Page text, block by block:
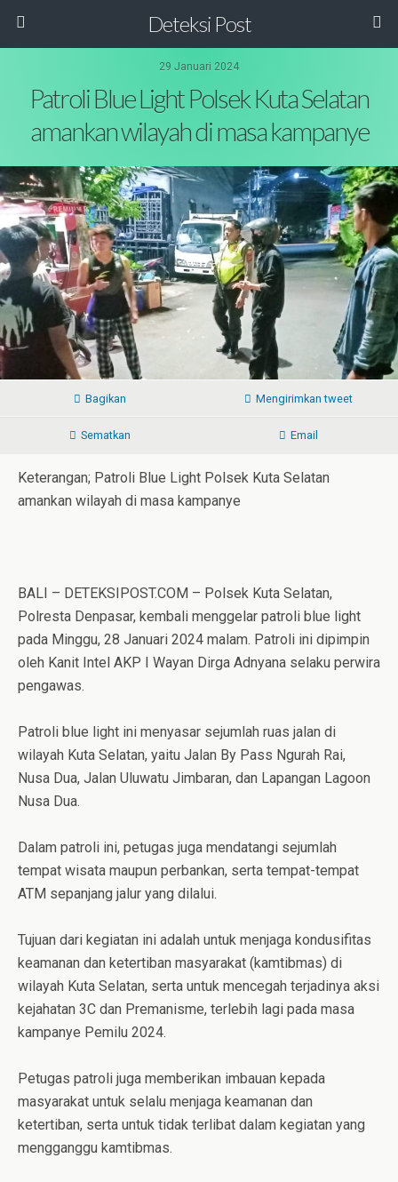
Deteksi Post
29 Januari 2024
Patroli Blue Light Polsek Kuta Selatan
amankan wilayah di masa kampanye
Bagikan Mengirimkan tweet
Sematkan Email
Keterangan; Patroli Blue Light Polsek Kuta Selatan
amankan wilayah di masa kampanye
BALI – DETEKSIPOST.COM – Polsek Kuta Selatan,
Polresta Denpasar, kembali menggelar patroli blue light
pada Minggu, 28 Januari 2024 malam. Patroli ini dipimpin
oleh Kanit Intel AKP I Wayan Dirga Adnyana selaku perwira
pengawas.
Patroli blue light ini menyasar sejumlah ruas jalan di
wilayah Kuta Selatan, yaitu Jalan By Pass Ngurah Rai,
Nusa Dua, Jalan Uluwatu Jimbaran, dan Lapangan Lagoon
Nusa Dua.
Dalam patroli ini, petugas juga mendatangi sejumlah
tempat wisata maupun perbankan, serta tempat-tempat
ATM sepanjang jalur yang dilalui.
Tujuan dari kegiatan ini adalah untuk menjaga kondusifitas
keamanan dan ketertiban masyarakat (kamtibmas) di
wilayah Kuta Selatan, serta untuk mencegah terjadinya aksi
kejahatan 3C dan Premanisme, terlebih lagi pada masa
kampanye Pemilu 2024.
Petugas patroli juga memberikan imbauan kepada
masyarakat untuk selalu menjaga keamanan dan
ketertiban, serta untuk tidak terlibat dalam kegiatan yang
mengganggu kamtibmas.